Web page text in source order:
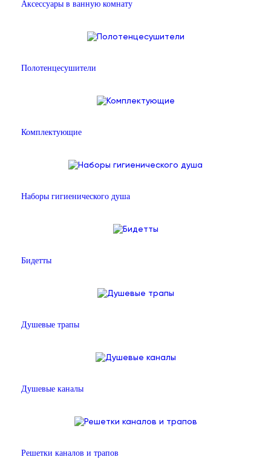
Аксессуары в ванную комнату
Полотенцесушители
Комплектующие
Наборы гигиенического душа
Бидетты
Душевые трапы
Душевые каналы
Решетки каналов и трапов